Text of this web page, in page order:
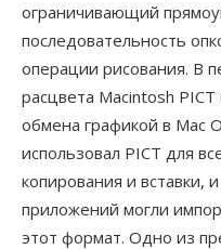
ограничивающий
последовательность
операции рисования. В
расцвета Macintosh
обмена графикой в Mac
использовал PICT для
копирования и вставки,
приложений могли
этот формат. Одно из